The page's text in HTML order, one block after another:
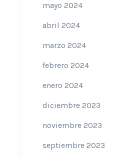
mayo 2024
abril 2024
marzo 2024
febrero 2024
enero 2024
diciembre 2023
noviembre 2023
septiembre 2023